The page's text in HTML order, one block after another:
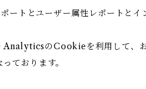
トとユーザー属性レポートとイ
のCookieを利用して、
ております。